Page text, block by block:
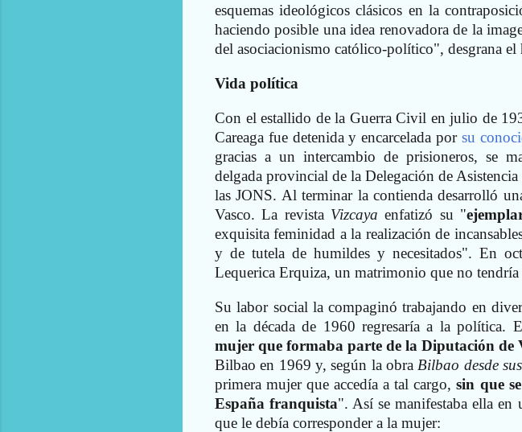
esquemas ideológicos clásicos en la
haciendo posible una idea renovadora de la
del asociacionismo católico-político", desgrana el
Vida política
Con el estallido de la Guerra Civil en julio de
Careaga fue detenida y encarcelada por su
gracias a un intercambio de prisioneros, se
delgada provincial de la Delegación de
las JONS. Al terminar la contienda desarrolló
Vasco. La revista Vizcaya enfatizó su "
exquisita feminidad a la realización de
y de tutela de humildes y necesitados". En
Lequerica Erquiza, un matrimonio que no
Su labor social la compaginó trabajando en
en la década de 1960 regresaría a la política.
mujer que formaba parte de la Diputación de
Bilbao en 1969 y, según la obra Bilbao desde
primera mujer que accedía a tal cargo,sin que
España franquista". Así se manifestaba ella en
que le debía corresponder a la mujer: